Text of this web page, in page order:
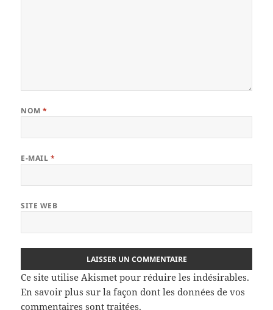
NOM*
E-MAIL *
SITE WEB
Ce site utilise Akismet pour réduire les indésirables.
En savoir plus sur la façon dont les données de vos
commentaires sont traitées.